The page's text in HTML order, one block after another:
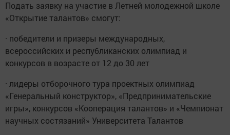
Подать заявку на участие в Летней молодежной школе
«Открытие талантов» смогут:
· победители и призеры международных,
всероссийских и республиканских олимпиад и
конкурсов в возрасте от 12 до 30 лет
· лидеры отборочного тура проектных олимпиад
«Генеральный конструктор», «Предпринимательские
игры», конкурсов «Кооперация талантов» и «Чемпионат
научных состязаний» Университета Талантов